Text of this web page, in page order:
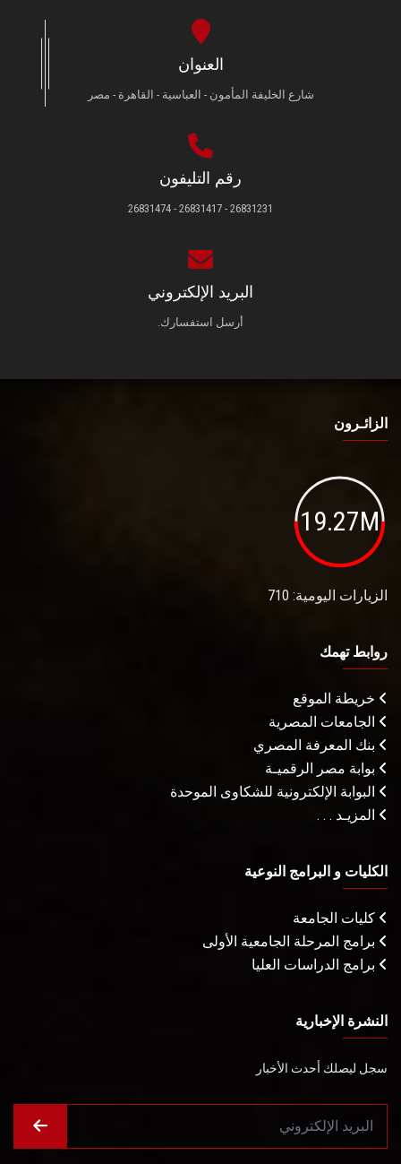
العنوان
شارع الخليفة المأمون - العباسية - القاهرة - مصر
رقم التليفون
26831231 - 26831417 - 26831474
البريد الإلكتروني
أرسل استفسارك.
الزائـرون
19.27M
الزيارات اليومية: 710
روابط تهمك
خريطة الموقع
الجامعات المصرية
بنك المعرفة المصري
بوابة مصر الرقميـة
البوابة الإلكترونية للشكاوى الموحدة
المزيـد . . .
الكليات و البرامج النوعية
كليات الجامعة
برامج المرحلة الجامعية الأولى
برامج الدراسات العليا
النشرة الإخبارية
سجل ليصلك أحدث الأخبار